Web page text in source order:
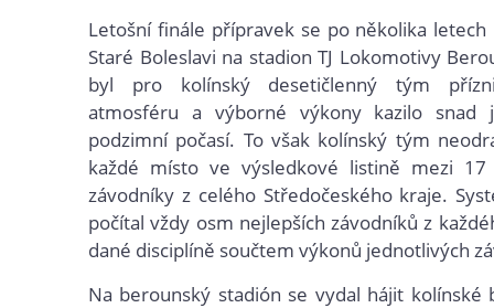
Letošní finále přípravek se po několika letech
Staré Boleslavi na stadion TJ Lokomotivy
byl pro kolínský desetičlenný tým
atmosféru a výborné výkony kazilo snad
podzimní počasí. To však kolínský tým
každé místo ve výsledkové listině mezi
závodníky z celého Středočeského kraje.
počítal vždy osm nejlepších závodníků z
dané disciplíně součtem výkonů jednotlivých
Na berounský stadión se vydal hájit kolínské